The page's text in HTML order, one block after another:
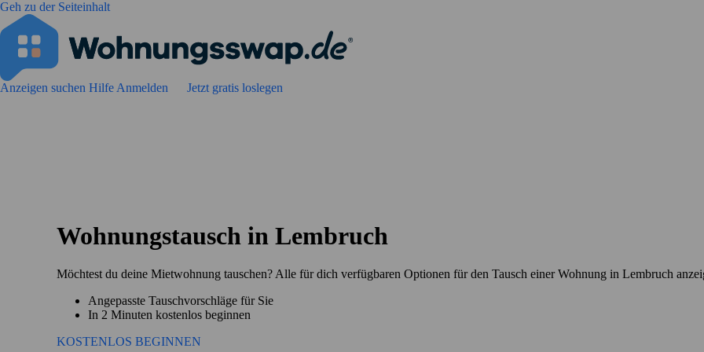
Geh zu der Seiteinhalt
Anzeigen suchen Hilfe Anmelden Jetzt gratis loslegen
Wohnungstausch in Lembruch
Möchtest du deine Mietwohnung tauschen? Alle für dich verfügbaren Optionen für den Tausch einer Wohnung in Lembruch
Angepasste Tauschvorschläge für Sie
In 2 Minuten kostenlos beginnen
KOSTENLOS BEGINNEN